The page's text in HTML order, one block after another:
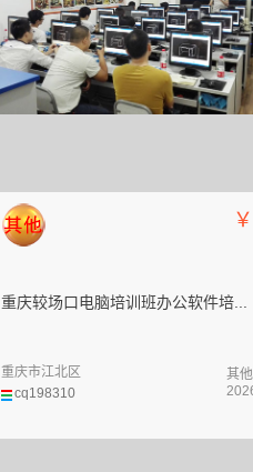
重庆较场口电脑培训班办公软件培...
cq198310
重庆市江北区
其他